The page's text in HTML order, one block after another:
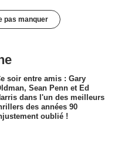
pas manquer
soir entre amis : Gary
Sean Penn et Ed
dans l'un des meilleurs
des années 90
oublié !